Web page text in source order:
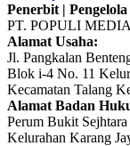
Penerbit | Pengelola
PT. POPULI
Alamat Usaha:
Jl. Pangkalan
Blok i-4 No. 11
Kecamatan Talang
Alamat Badan
Perum Bukit
Kelurahan Karang